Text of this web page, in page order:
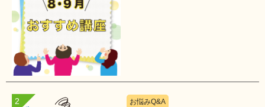
お悩みQ&A